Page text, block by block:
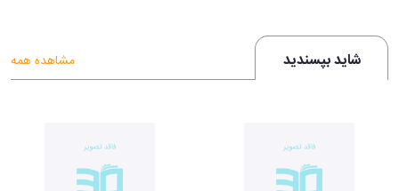
امتیاز در آمازون: ☆☆ ☆ ☆ ☆
معرفی رمانِ تاج دوقلوها:
شاید بپسندید مشاهده همه